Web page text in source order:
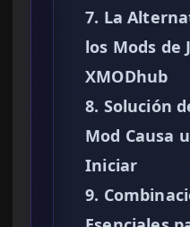
7. La
los Mods de
XMODhub
8. Solución
Mod Causa
Iniciar
9.